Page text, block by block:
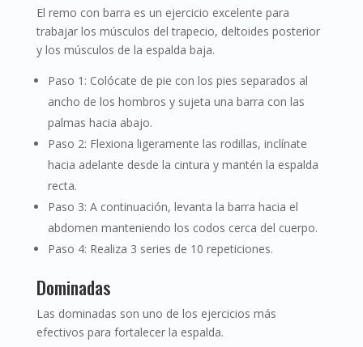
El remo con barra es un ejercicio excelente para
trabajar los músculos del trapecio, deltoides posterior
y los músculos de la espalda baja.
Paso 1: Colócate de pie con los pies separados al
ancho de los hombros y sujeta una barra con las
palmas hacia abajo.
Paso 2: Flexiona ligeramente las rodillas, inclínate
hacia adelante desde la cintura y mantén la espalda
recta.
Paso 3: A continuación, levanta la barra hacia el
abdomen manteniendo los codos cerca del cuerpo.
Paso 4: Realiza 3 series de 10 repeticiones.
Dominadas
Las dominadas son uno de los ejercicios más
efectivos para fortalecer la espalda.